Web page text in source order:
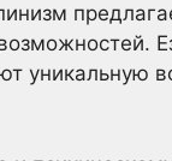
уникальную